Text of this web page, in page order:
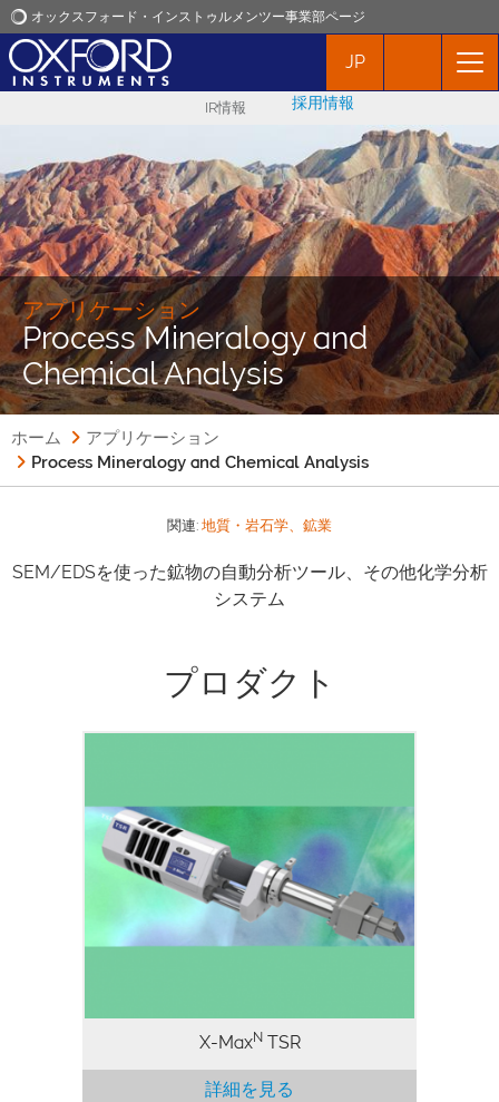
オックスフォード・インストゥルメンツー事業部ページ
オックスフォード・インストゥルメンツ
プロダクト
ニュース
イベント
お問い合わせ
JP
IR情報 採用情報
アプリケーション
Process Mineralogy and
Chemical Analysis
ホーム
アプリケーション
Process Mineralogy and Chemical Analysis
関連: 地質・岩石学、鉱業
SEM/EDSを使った鉱物の自動分析ツール、その他化学分析
システム
プロダクト
角を実現することができます。スペクトル
範囲全体、特に軽元素の優れた検出効率
は、すべてのエネルギー領域でのより多く
の計数率を意味しています。 *構成、ポー
ルピースと TEM に依存します。TEM 検
出器の性能についての最も重要な測定値は
X-MaxNTSR
詳細を見る